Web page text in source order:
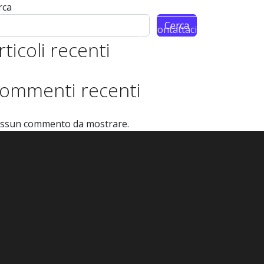
Contattaci
Cerca
recenti
recenti
commento da mostrare.